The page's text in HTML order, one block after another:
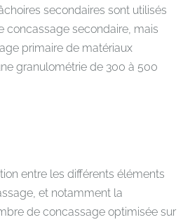
secondaires sont utilisés
concassage secondaire, mais
primaire de matériaux
granulométrie de 300 à 500
entre les différents éléments
et notamment la
de concassage optimisée sur